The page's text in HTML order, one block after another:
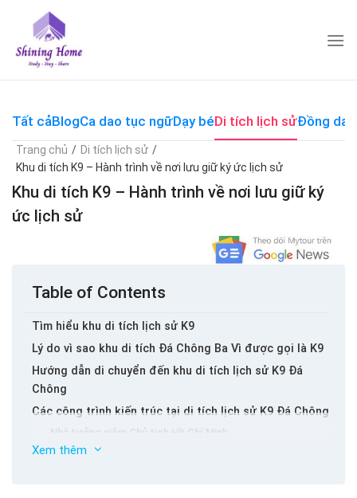
content
Tất cảBlogCa dao tục ngữDạy béDi tích lịch sửĐồng dao
Trang chủ / Di tích lịch sử /
Khu di tích K9 – Hành trình về nơi lưu giữ ký ức lịch sử
Khu di tích K9 – Hành trình về nơi lưu giữ ký
ức lịch sử
Table of Contents
Tìm hiểu khu di tích lịch sử K9
Lý do vì sao khu di tích Đá Chông Ba Vì được gọi là K9
Hướng dẫn di chuyển đến khu di tích lịch sử K9 Đá
Chông
Các công trình kiến trúc tại di tích lịch sử K9 Đá Chông
Nhà tưởng niệm Chủ tịch Hồ Chí Minh
Ngôi nhà 2 tầng và hầm trú ẩn
Xem thêm